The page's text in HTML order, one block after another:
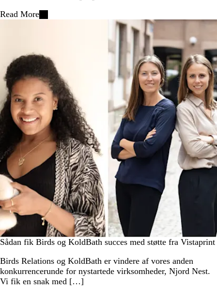
Read More
Sådan fik Birds og KoldBath succes med støtte fra Vistaprint
Birds Relations og KoldBath er vindere af vores anden
konkurrencerunde for nystartede virksomheder, Njord Nest.
Vi fik en snak med […]